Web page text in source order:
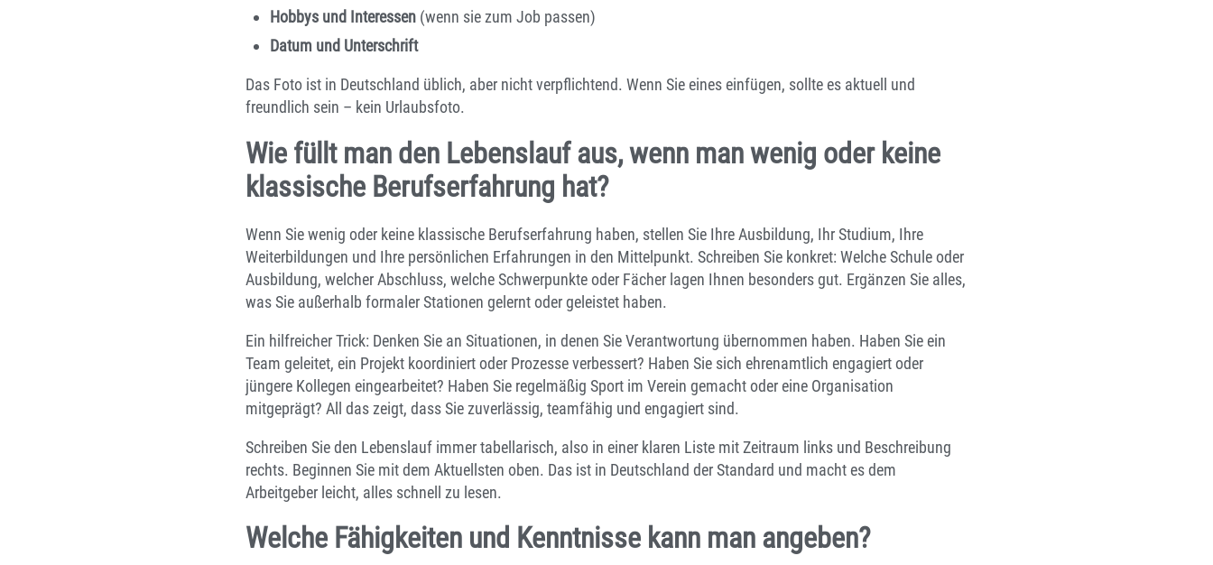
Hobbys und Interessen (wenn sie zum Job passen)
Datum und Unterschrift
Das Foto ist in Deutschland üblich, aber nicht verpflichtend. Wenn Sie eines einfügen, sollte es aktuell und
freundlich sein – kein Urlaubsfoto.
Wie füllt man den Lebenslauf aus, wenn man wenig oder keine
klassische Berufserfahrung hat?
Wenn Sie wenig oder keine klassische Berufserfahrung haben, stellen Sie Ihre Ausbildung, Ihr Studium, Ihre
Weiterbildungen und Ihre persönlichen Erfahrungen in den Mittelpunkt. Schreiben Sie konkret: Welche Schule oder
Ausbildung, welcher Abschluss, welche Schwerpunkte oder Fächer lagen Ihnen besonders gut. Ergänzen Sie alles,
was Sie außerhalb formaler Stationen gelernt oder geleistet haben.
Ein hilfreicher Trick: Denken Sie an Situationen, in denen Sie Verantwortung übernommen haben. Haben Sie ein
Team geleitet, ein Projekt koordiniert oder Prozesse verbessert? Haben Sie sich ehrenamtlich engagiert oder
jüngere Kollegen eingearbeitet? Haben Sie regelmäßig Sport im Verein gemacht oder eine Organisation
mitgeprägt? All das zeigt, dass Sie zuverlässig, teamfähig und engagiert sind.
Schreiben Sie den Lebenslauf immer tabellarisch, also in einer klaren Liste mit Zeitraum links und Beschreibung
rechts. Beginnen Sie mit dem Aktuellsten oben. Das ist in Deutschland der Standard und macht es dem
Arbeitgeber leicht, alles schnell zu lesen.
Welche Fähigkeiten und Kenntnisse kann man angeben?